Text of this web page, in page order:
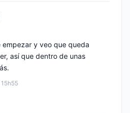
empezar y veo que queda
así que dentro de unas